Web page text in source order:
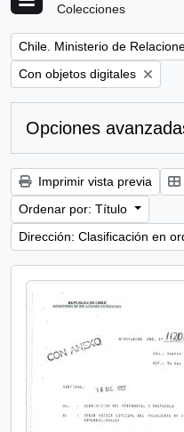
Colecciones
Remove filter:
Chile. Ministerio de
Remove filter:
Con objetos digitales
Opciones
Imprimir vista previa
Ordenar por: Título
Dirección: Clasificación en